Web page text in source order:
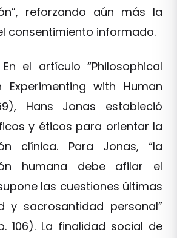
reforzando aún más la
consentimiento informado.
“Philosophical
Experimenting with Human
Hans Jonas estableció
y éticos para orientar la
clínica. Para Jonas, “la
humana debe afilar el
las cuestiones últimas
y sacrosantidad personal”
106). La finalidad social de